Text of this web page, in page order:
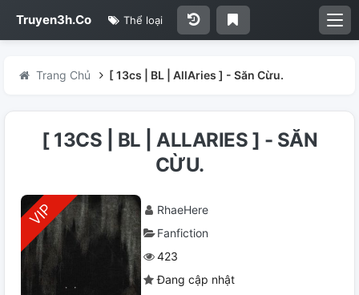
Truyen3h.Co Thể loại
Trang Chủ [ 13cs | BL | AllAries ] - Săn Cừu.
[ 13CS | BL | ALLARIES ] - SĂN
CỪU.
RhaeHere
Fanfiction
423
Đang cập nhật